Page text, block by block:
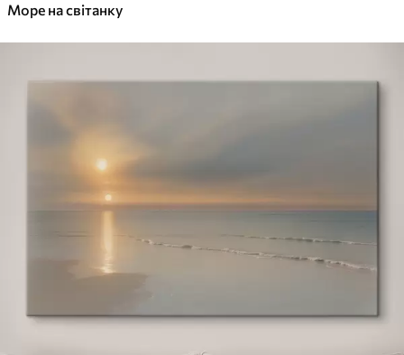
Море на світанку